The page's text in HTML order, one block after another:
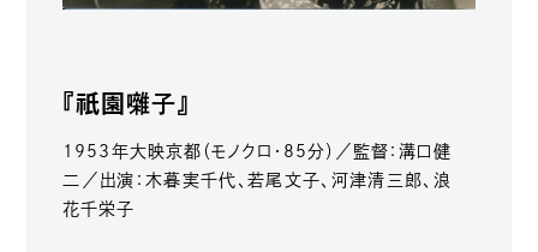
『祇園囃子』
1953年大映京都（モノクロ・85分）／監督：溝口健
二／出演：木暮実千代、若尾文子、河津清三郎、浪
花千栄子